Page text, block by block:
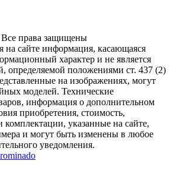
права защищены
на сайте информация, касающаяся
характер и не является
определяемой положениями ст. 437 (2)
на изображениях, могут
моделей. Технические
информация о дополнительном
приобретения, стоимость,
указанные на сайте,
и могут быть изменены в любое
уведомления.